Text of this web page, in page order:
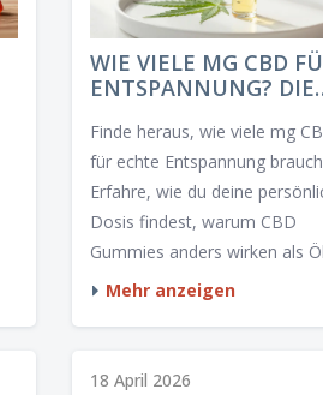
WIE VIELE MG CBD
ENTSPANNUNG? DIE
Finde heraus, wie viele mg
für echte Entspannung
Erfahre, wie du deine
Dosis findest, warum CBD
Gummies anders wirken als
wann THC Gummies eine
Mehr anzeigen
18 April 2026